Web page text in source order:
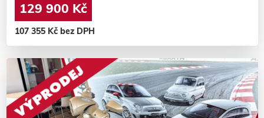
129 900 Kč
107 355 Kč bez DPH